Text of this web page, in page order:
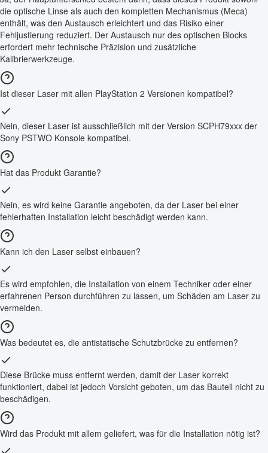
die optische Linse als auch den kompletten Mechanismus (Meca)
enthält, was den Austausch erleichtert und das Risiko einer
Fehljustierung reduziert. Der Austausch nur des optischen Blocks
erfordert mehr technische Präzision und zusätzliche
Kalibrierwerkzeuge.
Ist dieser Laser mit allen PlayStation 2 Versionen kompatibel?
Nein, dieser Laser ist ausschließlich mit der Version SCPH79xxx der
Sony PSTWO Konsole kompatibel.
Hat das Produkt Garantie?
Nein, es wird keine Garantie angeboten, da der Laser bei einer
fehlerhaften Installation leicht beschädigt werden kann.
Kann ich den Laser selbst einbauen?
Es wird empfohlen, die Installation von einem Techniker oder einer
erfahrenen Person durchführen zu lassen, um Schäden am Laser zu
vermeiden.
Was bedeutet es, die antistatische Schutzbrücke zu entfernen?
Diese Brücke muss entfernt werden, damit der Laser korrekt
funktioniert, dabei ist jedoch Vorsicht geboten, um das Bauteil nicht zu
beschädigen.
Wird das Produkt mit allem geliefert, was für die Installation nötig ist?